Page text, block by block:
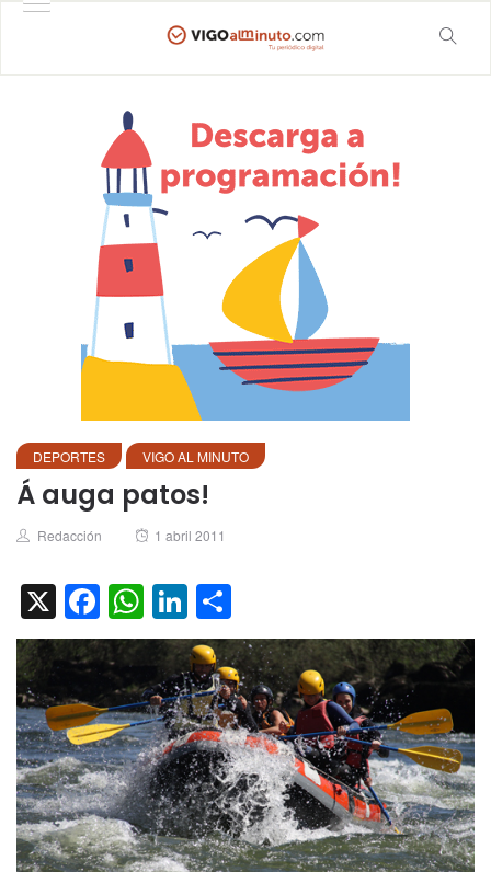
DEPORTES VIGO AL MINUTO
Á auga patos!
Author
Redacción
Posted
1 abril 2011
X Facebook
WhatsApp
LinkedIn